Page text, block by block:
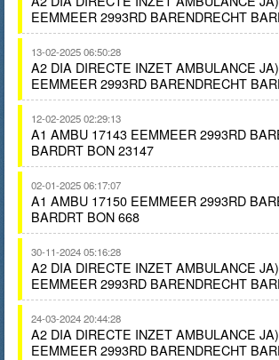
EEMMEER 2993RD BARENDRECHT
13-02-2025 06:50:28
A2 DIA DIRECTE INZET AMBULANCE
EEMMEER 2993RD BARENDRECHT
12-02-2025 02:29:13
A1 AMBU 17143 EEMMEER 2993RD
BARDRT BON 23147
02-01-2025 06:17:07
A1 AMBU 17150 EEMMEER 2993RD
BARDRT BON 668
30-11-2024 05:16:28
A2 DIA DIRECTE INZET AMBULANCE
EEMMEER 2993RD BARENDRECHT
24-03-2024 20:44:28
A2 DIA DIRECTE INZET AMBULANCE
EEMMEER 2993RD BARENDRECHT